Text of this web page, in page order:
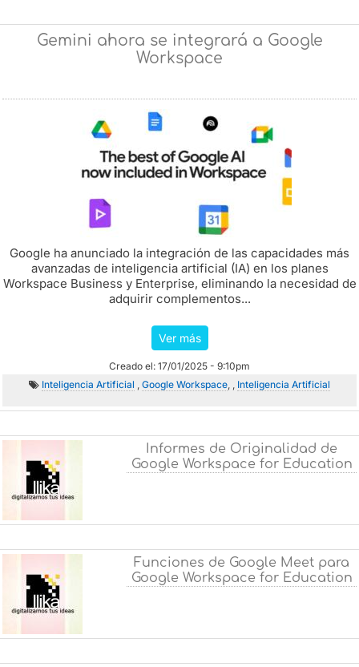
Gemini ahora se integrará a Google
Workspace
Google ha anunciado la integración de las capacidades más
avanzadas de inteligencia artificial (IA) en los planes
Workspace Business y Enterprise, eliminando la necesidad de
adquirir complementos...
Ver más
Creado el: 17/01/2025 - 9:10pm
Inteligencia Artificial
Google Workspace Inteligencia Artificial
Informes de Originalidad de
Google Workspace for Education
Funciones de Google Meet para
Google Workspace for Education